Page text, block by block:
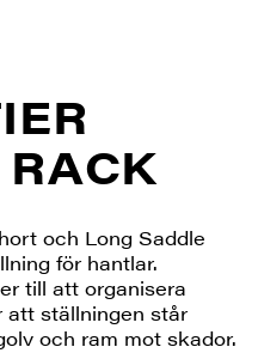
och Long Saddle
för hantlar.
till att organisera
att ställningen står
och ram mot skador.